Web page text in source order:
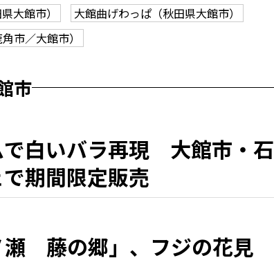
大館市）
大館曲げわっぱ（秋田県大館市）
市／大館市）
市
で白いバラ再現 大館市・石
期間限定販売
瀬 藤の郷」、フジの花見